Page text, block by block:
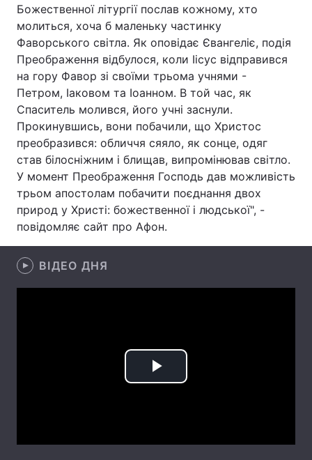
Спорт Наука
Лайт
Зброя Інциденти
Здоров'я Туризм
Цікавинки Погода
Екологія Регіони
Лонгріди
Відео з Youtube Статті
Інтерв'ю
Божественної літургії послав кожному, хто
молиться, хоча б маленьку частинку
Фаворського світла. Як оповідає Євангеліє, подія
Преображення відбулося, коли Іісус відправився
на гору Фавор зі своїми трьома учнями -
Петром, Іаковом та Іоанном. В той час, як
Спаситель молився, його учні заснули.
Прокинувшись, вони побачили, що Христос
преобразився: обличчя сяяло, як сонце, одяг
став білосніжним і блищав, випромінював світло.
У момент Преображення Господь дав можливість
трьом апостолам побачити поєднання двох
природ у Христі: божественної і людської", -
повідомляє сайт про Афон.
ВІДЕО ДНЯ
Play